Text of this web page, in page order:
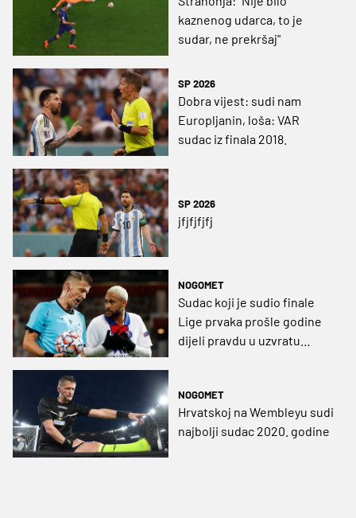
kaznenog udarca, to je
sudar, ne prekršaj"
SP 2026
Dobra vijest: sudi nam
Europljanin, loša: VAR
sudac iz finala 2018.
SP 2026
jfjfjfjfj
NOGOMET
Sudac koji je sudio finale
Lige prvaka prošle godine
dijeli pravdu u uzvratu
NOGOMET
Hrvatskoj na Wembleyu sudi
najbolji sudac 2020. godine